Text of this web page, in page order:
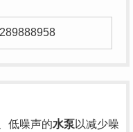
低噪声的水泵以减少噪